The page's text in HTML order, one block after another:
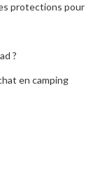
protections pour
?
en camping